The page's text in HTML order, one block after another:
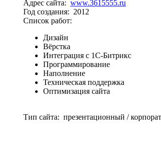
Адрес сайта: www.3615555.ru
Год создания: 2012
Список работ:
Дизайн
Вёрстка
Интеграция с 1С-Битрикс
Программирование
Наполнение
Техническая поддержка
Оптимизация сайта
Тип сайта: презентационный /